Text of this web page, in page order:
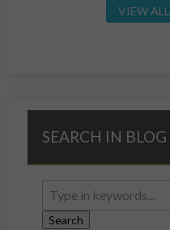
VIEW
SEARCH IN BLOG